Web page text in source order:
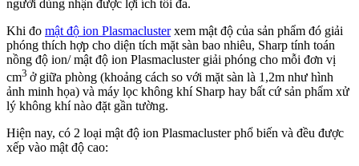
người dùng nhận được lợi ích tối đa.
Khi đo mật độ ion Plasmaclusterxem mật độ của sản phẩm đó giải
phóng thích hợp cho diện tích mặt sàn bao nhiêu, Sharp tính toán
nồng độ ion/ mật độ ion Plasmacluster giải phóng cho mỗi đơn vị
cm3 ở giữa phòng (khoảng cách so với mặt sàn là 1,2m như hình
ảnh minh họa) và máy lọc không khí Sharp hay bất cứ sản phẩm xử
lý không khí nào đặt gần tường.
Hiện nay, có 2 loại mật độ ion Plasmacluster phổ biến và đều được
xếp vào mật độ cao: